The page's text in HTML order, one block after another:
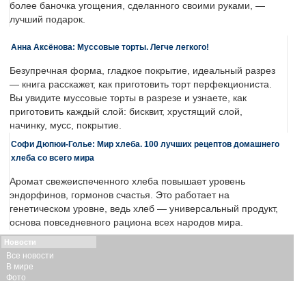
более баночка угощения, сделанного своими руками, —
лучший подарок.
Анна Аксёнова: Муссовые торты. Легче легкого!
Безупречная форма, гладкое покрытие, идеальный разрез
— книга расскажет, как приготовить торт перфекциониста.
Вы увидите муссовые торты в разрезе и узнаете, как
приготовить каждый слой: бисквит, хрустящий слой,
начинку, мусс, покрытие.
Софи Дюпюи-Голье: Мир хлеба. 100 лучших рецептов домашнего
хлеба со всего мира
Аромат свежеиспеченного хлеба повышает уровень
эндорфинов, гормонов счастья. Это работает на
генетическом уровне, ведь хлеб — универсальный продукт,
основа повседневного рациона всех народов мира.
Новости
Все новости
В мире
Фото